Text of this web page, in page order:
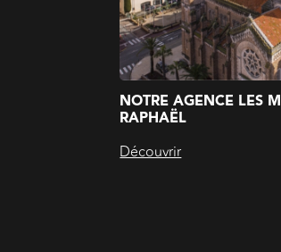
NOTRE AGENCE LES
RAPHAËL
Découvrir